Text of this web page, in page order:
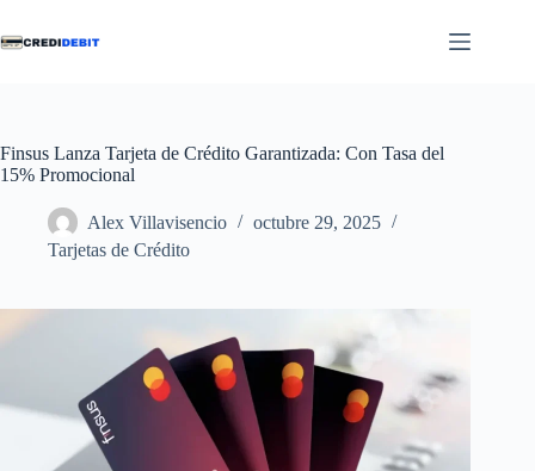
contenido
Finsus Lanza Tarjeta de Crédito Garantizada: Con Tasa del
15% Promocional
Alex Villavisencio
octubre 29, 2025
Tarjetas de Crédito